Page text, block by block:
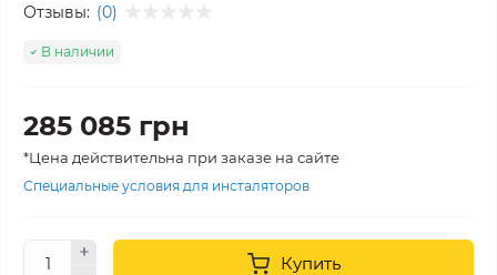
Отзывы: (0)
В наличии
285 085 грн
*Цена действительна при заказе на сайте
Специальные условия для инсталяторов
Купить